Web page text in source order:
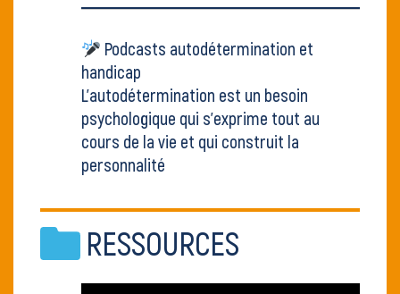
Podcasts autodétermination et
handicap
L’autodétermination est un besoin
psychologique qui s’exprime tout au
cours de la vie et qui construit la
personnalité
RESSOURCES